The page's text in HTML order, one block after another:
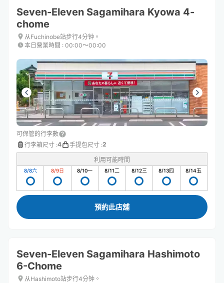
Seven-Eleven Sagamihara Kyowa 4-
chome
从Fuchinobe站步行4分钟。
本日營業時間 : 00:00〜00:00
可保管的行李數
行李箱尺寸 :4 手提包尺寸 :2
利用可能時間
8/8六 8/9日 8/10一 8/11二 8/12三 8/13四 8/14五
預約此店舖
Seven-Eleven Sagamihara Hashimoto
6-Chome
从Hashimoto站步行4分钟。